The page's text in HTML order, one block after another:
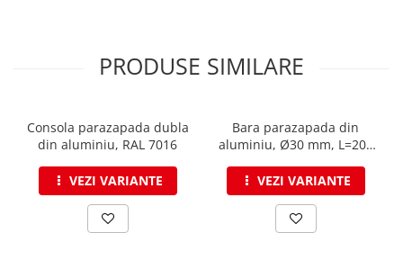
PRODUSE SIMILARE
Consola parazapada dubla
din aluminiu, RAL 7016
VEZI VARIANTE
Bara parazapada din
aluminiu, Ø30 mm, L=200
VEZI VARIANTE